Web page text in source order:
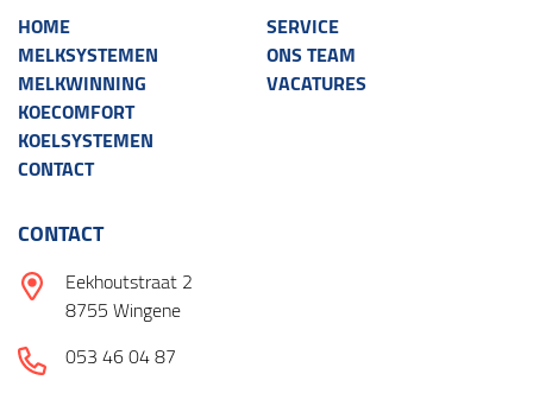
HOME
MELKSYSTEMEN
MELKWINNING
KOECOMFORT
KOELSYSTEMEN
CONTACT
SERVICE
ONS TEAM
VACATURES
CONTACT
Eekhoutstraat 2
8755 Wingene
053 46 04 87